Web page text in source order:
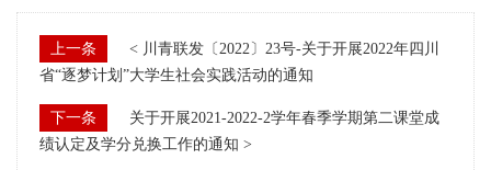
上一条
< 川青联发〔2022〕23号-关于开展2022年四川
省“逐梦计划”大学生社会实践活动的通知
下一条
关于开展2021-2022-2学年春季学期第二课堂成
绩认定及学分兑换工作的通知 >